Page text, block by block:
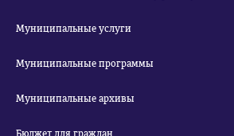
Муниципальные услуги
Муниципальные программы
Муниципальные архивы
Бюджет для граждан